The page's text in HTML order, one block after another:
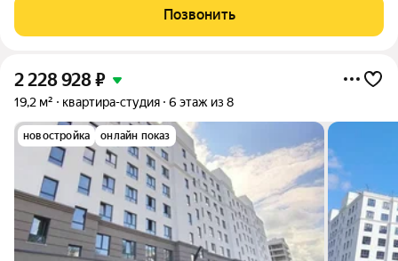
состоит из 7 домов комфортной этажности с приватными
дворами и инфраструктурой.
Позвонить
2 228 928₽
19,2 м² квартира-студия 6 этаж из 8
новостройка онлайн показ